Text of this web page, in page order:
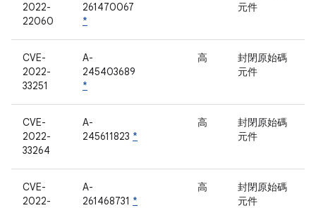
2022-
22060
261470067
*
元件
CVE-
2022-
33251
A-
245403689
*
高
封閉原始碼
元件
CVE-
2022-
33264
A-
245611823 *
高
封閉原始碼
元件
CVE-
2022-
A-
261468731 *
高
封閉原始碼
元件